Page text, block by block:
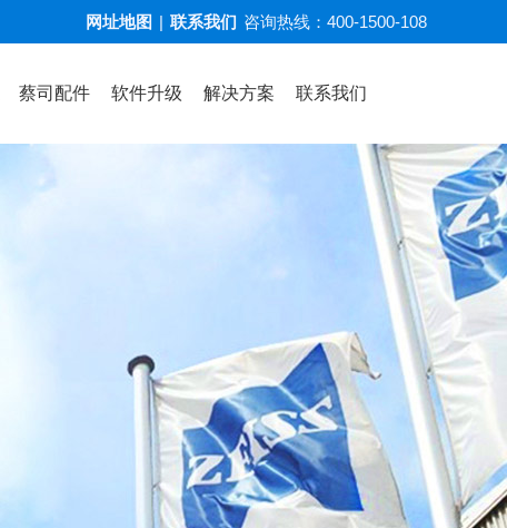
网址地图 | 联系我们 咨询热线： 400-1500-108
蔡司配件 软件升级 解决方案 联系我们